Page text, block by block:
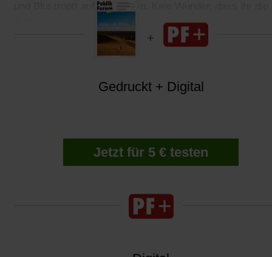
und Blut tropft auf den Boden. Kein Wunder, dass ihr die
Kritik »Unentschlossenheit« vorwirft.
Gedruckt + Digital
Jetzt für 5 € testen